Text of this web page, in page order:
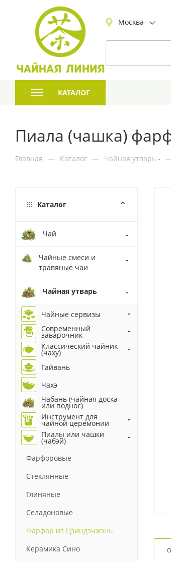
Москва
КАТАЛОГ
Пиала (чашка)
Главная — Каталог — Чайная утварь
Каталог
Чай
Чайные смеси и
травяные чаи
Чайная утварь
Чайные сервизы
Современный
заварочник
Классический чайник
(чаху)
Гайвань
Чахэ
Чабань (чайная доска
или поднос)
Инструмент для
чайной церемонии
Пиалы или чашки
(чабэй)
Фарфоровые
Стеклянные
Глиняные
Селадоновые
Фарфор из Цзиндэчжэнь
Керамика Сино